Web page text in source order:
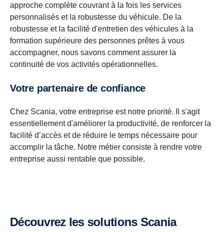
approche complète couvrant à la fois les services
personnalisés et la robustesse du véhicule. De la
robustesse et la facilité d'entretien des véhicules à la
formation supérieure des personnes prêtes à vous
accompagner, nous savons comment assurer la
continuité de vos activités opérationnelles.
Votre partenaire de confiance
Chez Scania, votre entreprise est notre priorité. Il s'agit
essentiellement d'améliorer la productivité, de renforcer la
facilité d’accès et de réduire le temps nécessaire pour
accomplir la tâche. Notre métier consiste à rendre votre
entreprise aussi rentable que possible.
Découvrez les solutions Scania